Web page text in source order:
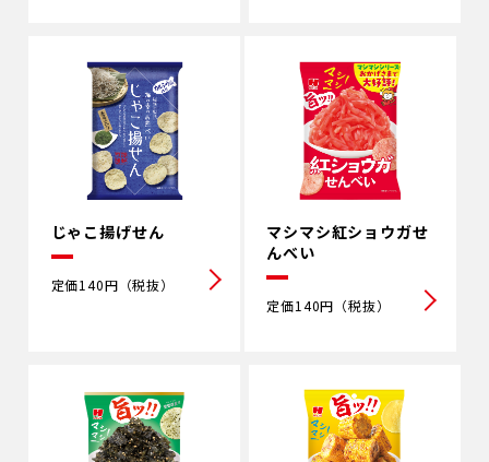
じゃこ揚げせん
定価140円（税抜）
マシマシ紅ショウガせ
んべい
定価140円（税抜）